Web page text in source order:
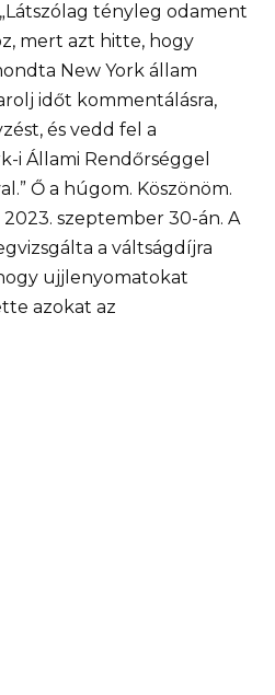
tényleg odament
mert azt hitte, hogy
New York állam
időt kommentálásra,
és vedd fel a
i Állami Rendőrséggel
Ő a húgom. Köszönöm.
szeptember 30-án. A
a váltságdíjra
ujjlenyomatokat
azokat az